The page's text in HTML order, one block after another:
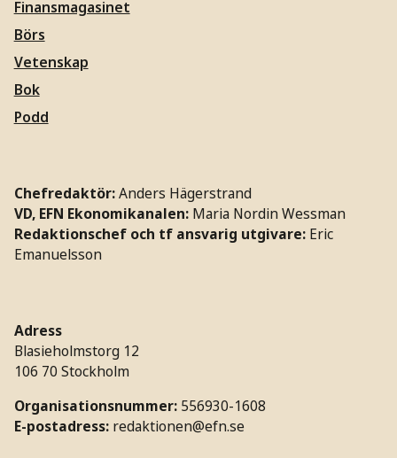
Finansmagasinet
Börs
Vetenskap
Bok
Podd
Chefredaktör:Anders Hägerstrand
VD, EFN Ekonomikanalen: Maria Nordin Wessman
Redaktionschef och tf ansvarig utgivare: Eric
Emanuelsson
Adress
Blasieholmstorg 12
106 70 Stockholm
Organisationsnummer: 556930-1608
E-postadress: redaktionen@efn.se